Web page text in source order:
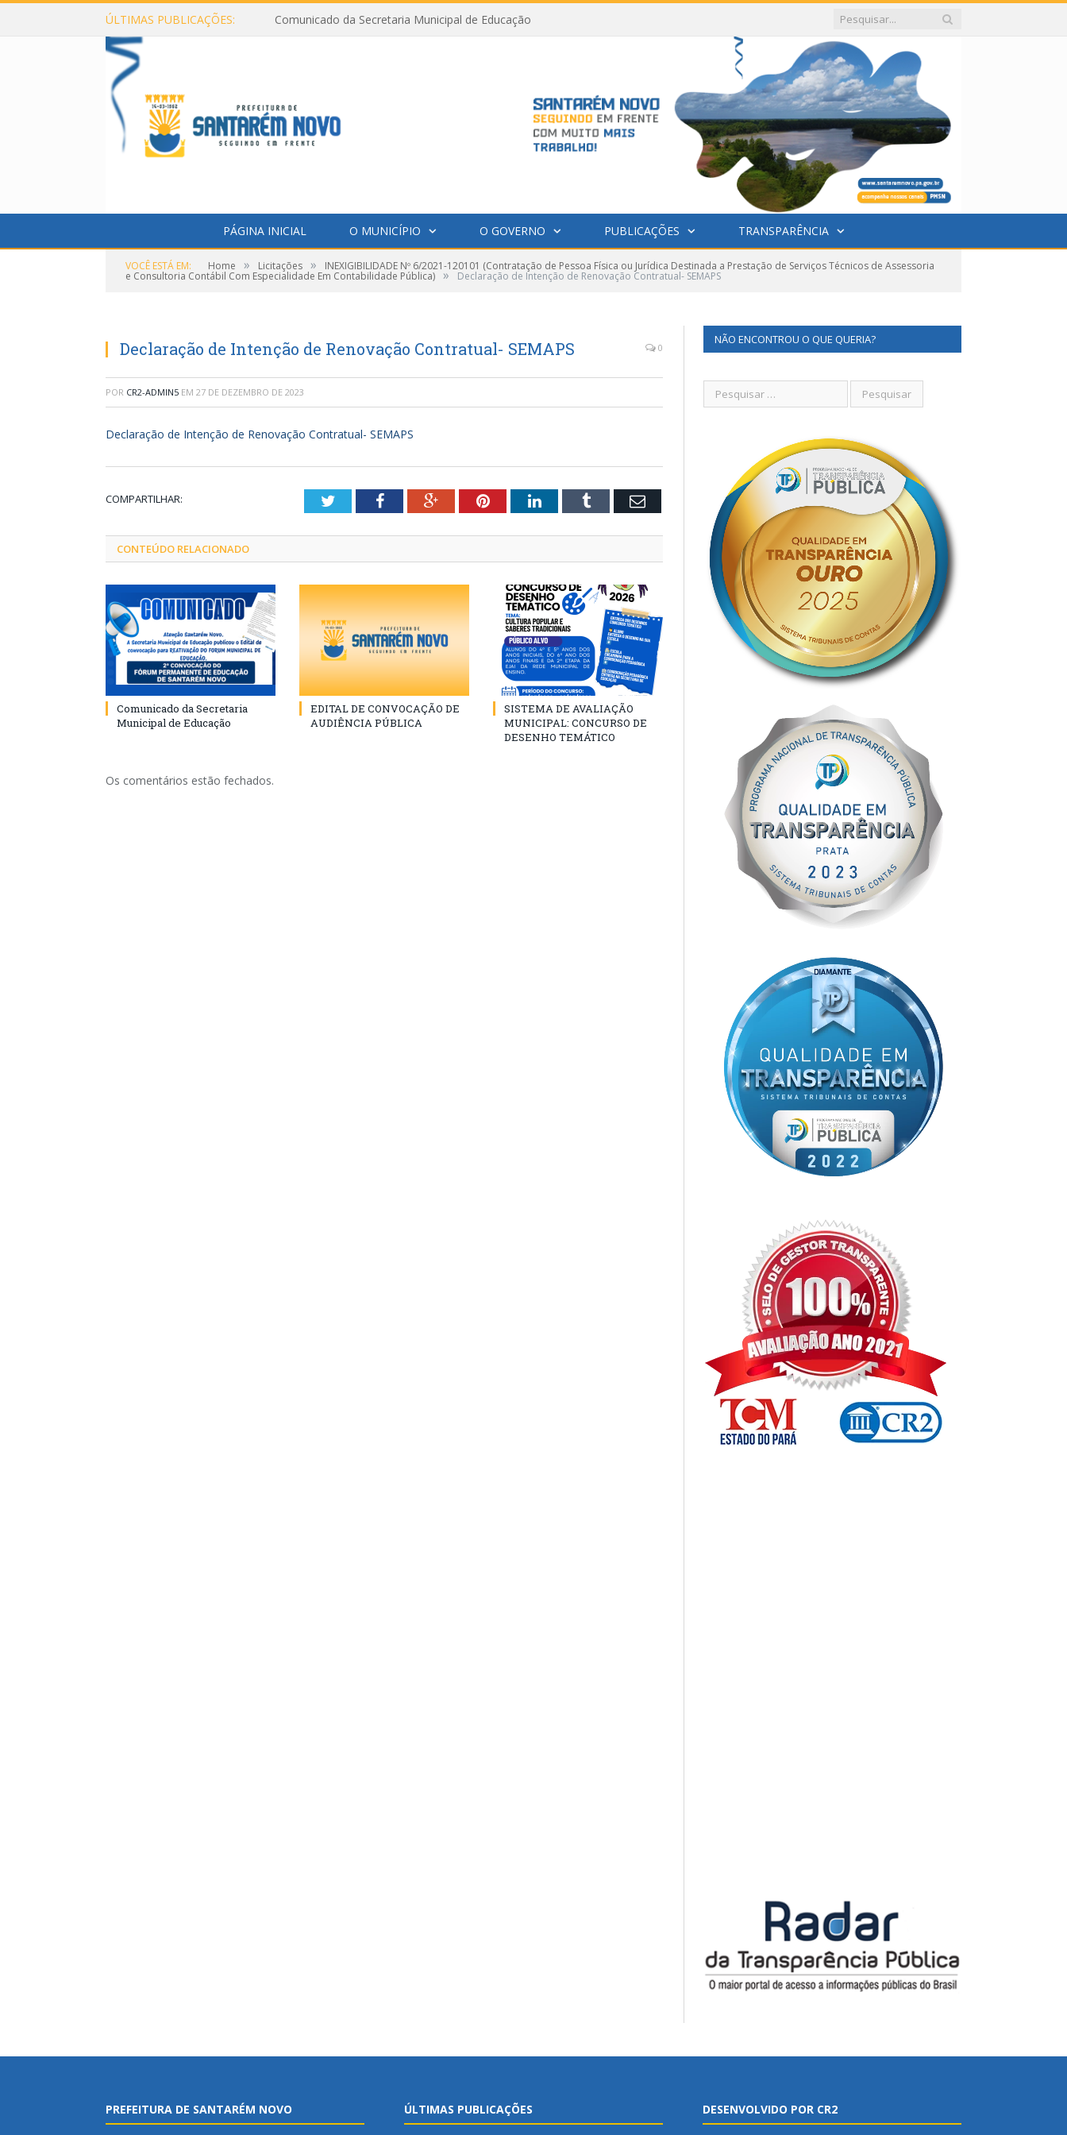
ÚLTIMAS PUBLICAÇÕES: Comunicado da Secretaria Municipal de Educação
PÁGINA INICIAL O MUNICÍPIO O GOVERNO PUBLICAÇÕES TRANSPARÊNCIA
VOCÊ ESTÁ EM: Home » Licitações » INEXIGIBILIDADE Nº 6/2021-120101 (Contratação de Pessoa Física ou Jurídica Destinada a Prestação de Serviços Técnicos de Assessoria
e Consultoria Contábil Com Especialidade Em Contabilidade Pública) » Declaração de Intenção de Renovação Contratual- SEMAPS
Declaração de Intenção de Renovação Contratual- SEMAPS 0
POR CR2-ADMIN5 EM 27 DE DEZEMBRO DE 2023
Declaração de Intenção de Renovação Contratual- SEMAPS
COMPARTILHAR: TwitterFacebookGoogle+PinterestLinkedInTumblr Email
CONTEÚDO RELACIONADO
Comunicado da Secretaria
Municipal de Educação
EDITAL DE CONVOCAÇÃO DE
AUDIÊNCIA PÚBLICA
SISTEMA DE AVALIAÇÃO
MUNICIPAL: CONCURSO DE
DESENHO TEMÁTICO
Os comentários estão fechados.
NÃO ENCONTROU O QUE QUERIA?
PREFEITURA DE SANTARÉM NOVO ÚLTIMAS PUBLICAÇÕES DESENVOLVIDO POR CR2